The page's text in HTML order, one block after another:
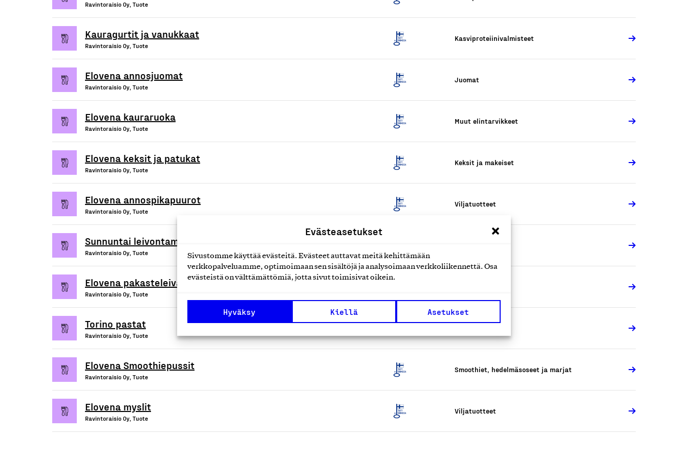
Evästeasetukset
Sivustomme käyttää evästeitä. Evästeet auttavat meitä kehittämään
verkkopalveluamme, optimoimaan sen sisältöjä ja analysoimaan verkkoliikennettä. Osa
evästeistä on välttämättömiä, jotta sivut toimisivat oikein.
Hyväksy Kiellä Asetukset
Ravintoraisio Oy, Tuote
Kauragurtit ja vanukkaat
Ravintoraisio Oy, Tuote
Kasviproteiinivalmisteet
Elovena annosjuomat
Ravintoraisio Oy, Tuote
Juomat
Elovena kauraruoka
Ravintoraisio Oy, Tuote
Muut elintarvikkeet
Elovena keksit ja patukat
Ravintoraisio Oy, Tuote
Keksit ja makeiset
Elovena annospikapuurot
Ravintoraisio Oy, Tuote
Viljatuotteet
Sunnuntai leivontamixit
Ravintoraisio Oy, Tuote
Elovena pakasteleivät
Ravintoraisio Oy, Tuote
Torino pastat
Ravintoraisio Oy, Tuote
Elovena Smoothiepussit
Ravintoraisio Oy, Tuote
Smoothiet, hedelmäsoseet ja marjat
Elovena myslit
Ravintoraisio Oy, Tuote
Viljatuotteet